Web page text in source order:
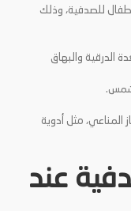
للصدفية، وذلك
الدرقية والبهاق
المناعي، مثل أدوية
عند